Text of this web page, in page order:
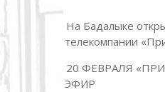
На Бадалыке
телекомпании
20 ФЕВРАЛЯ
ЭФИР